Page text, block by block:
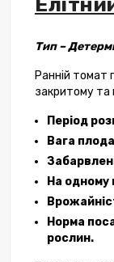
Тип –
Ранній томат
закритому та
Період
Вага
На одному
Норма
рослин.